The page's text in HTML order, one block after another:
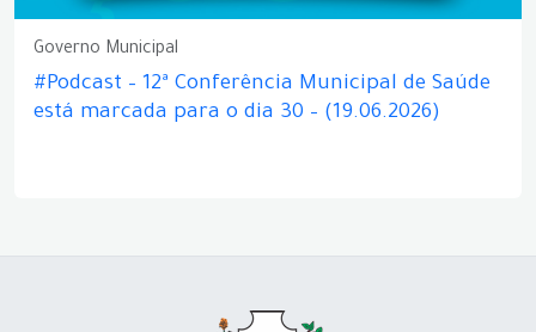
Governo Municipal
#Podcast – 12ª Conferência Municipal de Saúde
está marcada para o dia 30 – (19.06.2026)